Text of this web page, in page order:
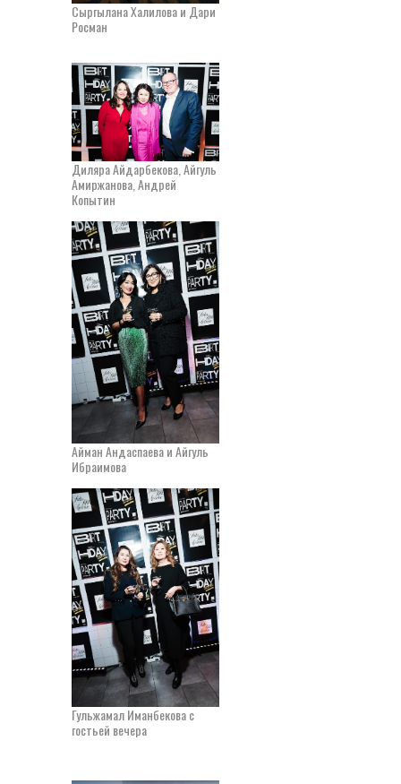
Сыргылана Халилова и Дари
Росман
Диляра Айдарбекова, Айгуль
Амиржанова, Андрей
Копытин
Айман Андаспаева и Айгуль
Ибраимова
Гульжамал Иманбекова с
гостьей вечера